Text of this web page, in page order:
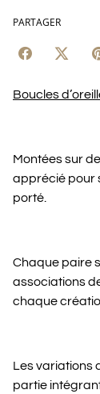
PARTAGER
Boucles
Montées sur
apprécié pour
porté.
Chaque paire
associations
chaque
Les variations
partie